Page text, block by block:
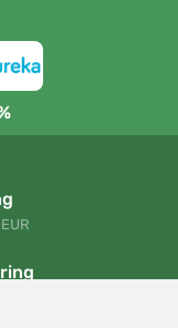
som helst inden for